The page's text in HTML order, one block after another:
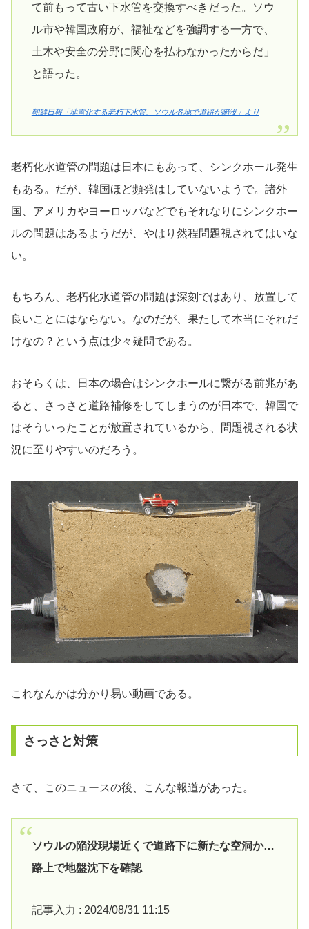
て前もって古い下水管を交換すべきだった。ソウ
ル市や韓国政府が、福祉などを強調する一方で、
土木や安全の分野に関心を払わなかったからだ」
と語った。
朝鮮日報「地雷化する老朽下水管、ソウル各地で道路が陥没」より
老朽化水道管の問題は日本にもあって、シンクホール発生
もある。だが、韓国ほど頻発はしていないようで。諸外
国、アメリカやヨーロッパなどでもそれなりにシンクホー
ルの問題はあるようだが、やはり然程問題視されてはいな
い。
もちろん、老朽化水道管の問題は深刻ではあり、放置して
良いことにはならない。なのだが、果たして本当にそれだ
けなの？という点は少々疑問である。
おそらくは、日本の場合はシンクホールに繋がる前兆があ
ると、さっさと道路補修をしてしまうのが日本で、韓国で
はそういったことが放置されているから、問題視される状
況に至りやすいのだろう。
これなんかは分かり易い動画である。
さっさと対策
さて、このニュースの後、こんな報道があった。
ソウルの陥没現場近くで道路下に新たな空洞か…
路上で地盤沈下を確認
記事入力 : 2024/08/31 11:15